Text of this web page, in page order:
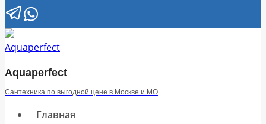
Aquaperfect
Сантехника по выгодной цене в Москве и МО
Главная